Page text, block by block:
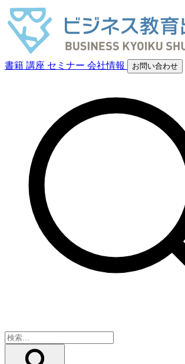
書籍 講座 セミナー 会社情報 お問い合わせ